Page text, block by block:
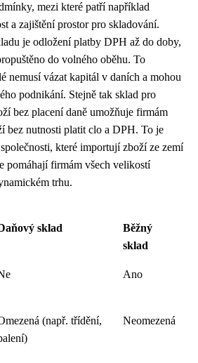
mezi které patří například
a zajištění prostor pro skladování.
je odložení platby DPH až do doby,
do volného oběhu. To
nemusí vázat kapitál v daních a mohou
podnikání. Stejně tak sklad pro
bez placení daně umožňuje firmám
bez nutnosti platit clo a DPH. To je
které importují zboží ze zemí
pomáhají firmám všech velikostí
trhu.
sklad
Běžný
sklad
Ano
(např. třídění,
Neomezená